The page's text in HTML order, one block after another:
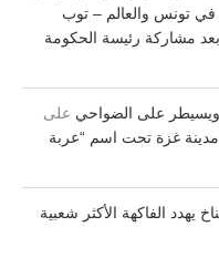
في تونس والعالم – توب
مشاركة رئيسة الحكومة
ويسيطر على الضواحي على
غزة تحت اسم “عربة
يهدد الفاكهة الأكثر شعبية